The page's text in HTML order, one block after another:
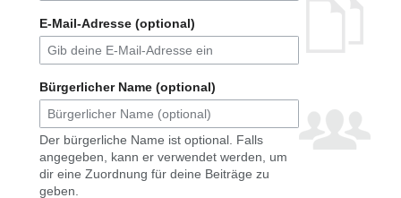
E-Mail-Adresse (optional)
Bürgerlicher Name (optional)
Der bürgerliche Name ist optional. Falls
angegeben, kann er verwendet werden, um
dir eine Zuordnung für deine Beiträge zu
geben.